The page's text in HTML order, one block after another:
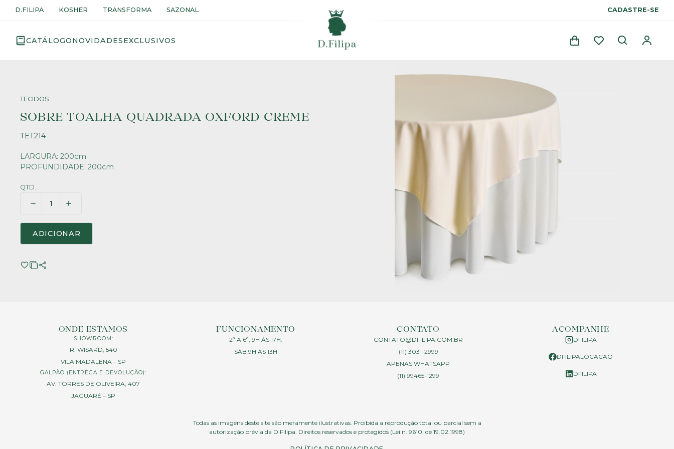
D.FILIPA KOSHER TRANSFORMA SAZONAL CADASTRE-SE
CATÁLOGONOVIDADESEXCLUSIVOS
TECIDOS
SOBRE TOALHA QUADRADA OXFORD CREME
TET214
LARGURA: 200cm
PROFUNDIDADE: 200cm
QTD.
ADICIONAR
ONDE ESTAMOS
SHOWROOM:
R. WISARD, 540
VILA MADALENA – SP
GALPÃO (ENTREGA E DEVOLUÇÃO):
AV. TORRES DE OLIVEIRA, 407
JAGUARÉ – SP
FUNCIONAMENTO
2ª A 6ª, 9H ÀS 17H.
SÁB 9H ÀS 13H
CONTATO
CONTATO@DFILIPA.COM.BR
(11) 3031-2999
APENAS WHATSAPP
(11) 99465-1299
ACOMPANHE
DFILIPA
DFILIPALOCACAO
DFILIPA
Todas as imagens deste site são meramente ilustrativas. Proibida a reprodução total ou parcial sem a
autorização prévia da D.Filipa. Direitos reservados e protegidos (Lei n. 9610, de 19.02.1998)